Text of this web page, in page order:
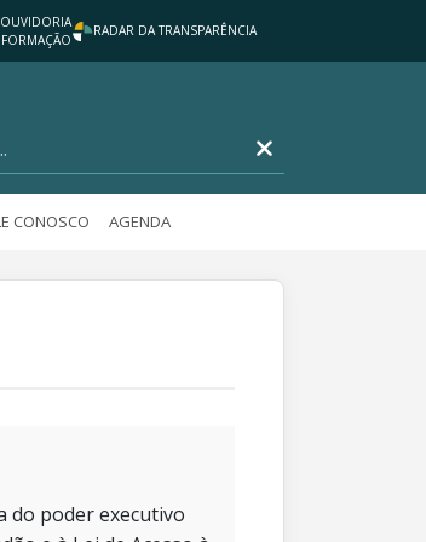
OUVIDORIA
RADAR DA TRANSPARÊNCIA
CONOSCO AGENDA
do poder executivo